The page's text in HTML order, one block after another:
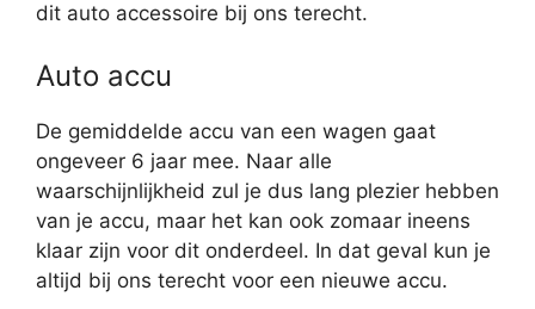
dit auto accessoire bij ons terecht.
Auto accu
De gemiddelde accu van een wagen gaat
ongeveer 6 jaar mee. Naar alle
waarschijnlijkheid zul je dus lang plezier hebben
van je accu, maar het kan ook zomaar ineens
klaar zijn voor dit onderdeel. In dat geval kun je
altijd bij ons terecht voor een nieuwe accu.